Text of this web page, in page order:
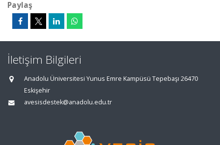
Paylaş
İletişim Bilgileri
Anadolu Üniversitesi Yunus Emre Kampüsü Tepebaşı 26470
Eskişehir
avesisdestek@anadolu.edu.tr